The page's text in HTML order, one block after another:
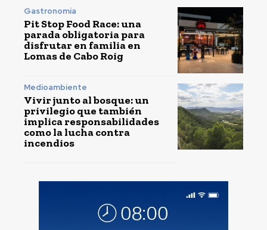
Gastronomía
Pit Stop Food Race: una
parada obligatoria para
disfrutar en familia en
Lomas de Cabo Roig
Medioambiente
Vivir junto al bosque: un
privilegio que también
implica responsabilidades
como la lucha contra
incendios